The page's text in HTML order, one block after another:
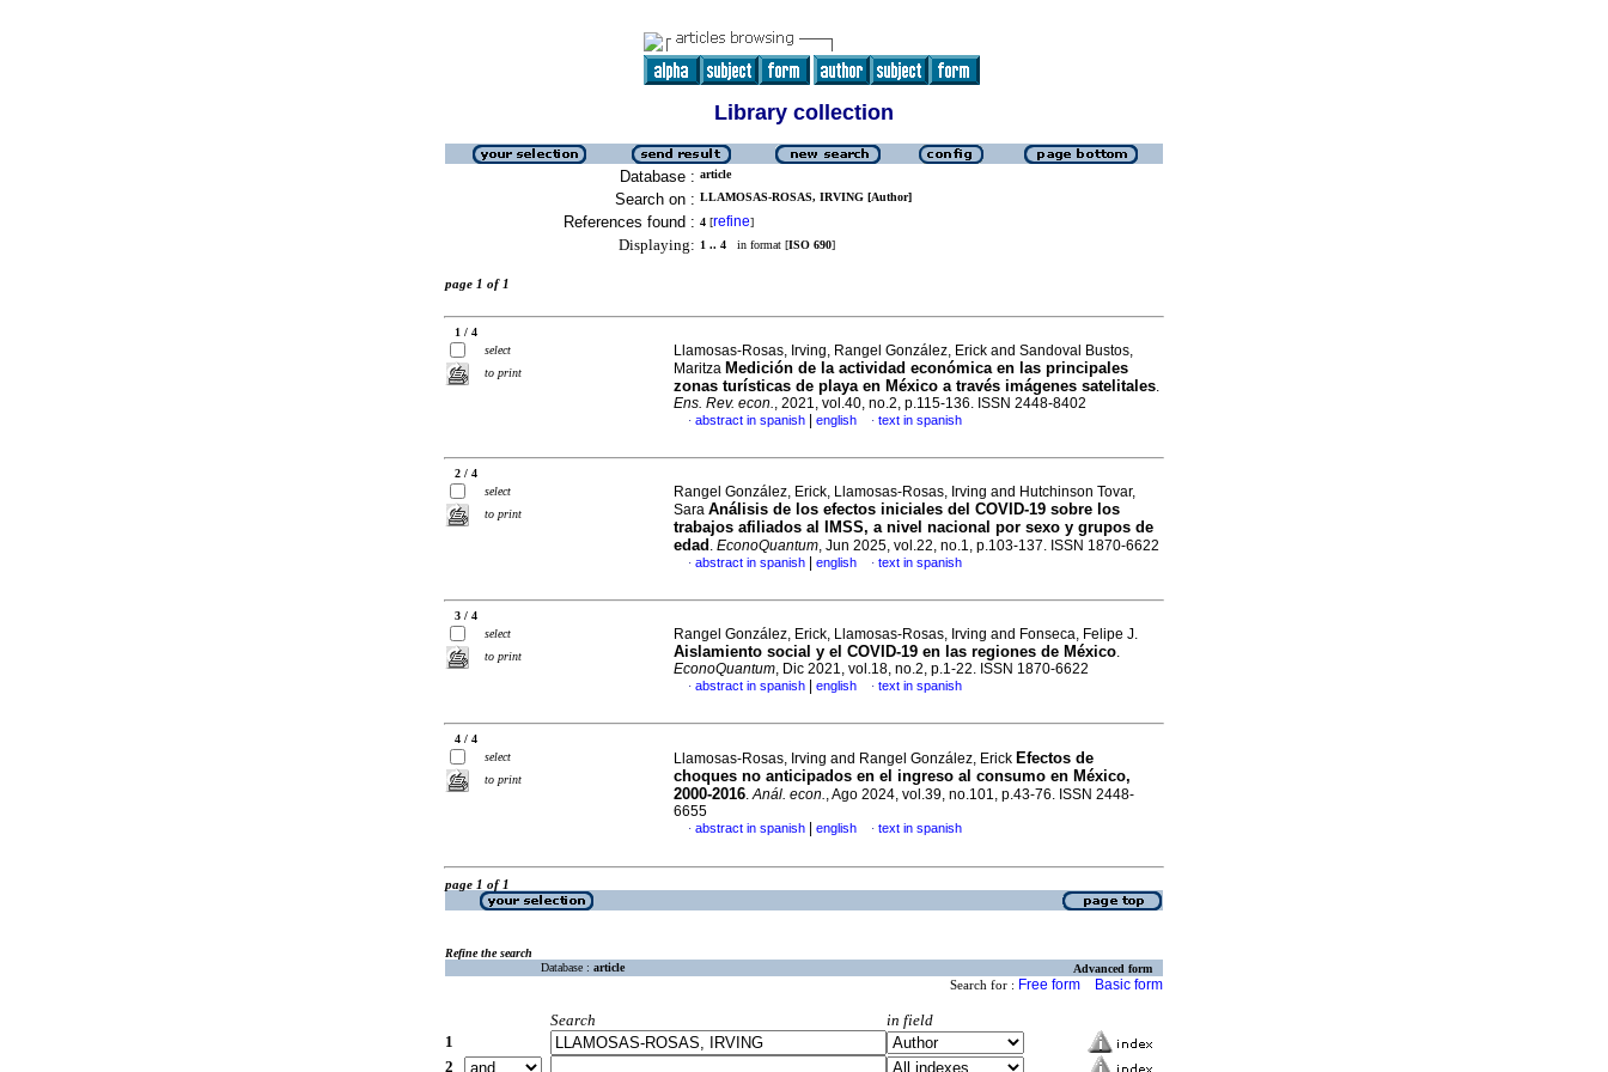
Library collection
Database : article
Search on : LLAMOSAS-ROSAS, IRVING [Author]
References found : 4 [refine]
Displaying: 1 .. 4 in format [ISO 690]
page 1 of 1
1 / 4
select
to print
Llamosas-Rosas, Irving, Rangel González, Erick and Sandoval Bustos,
Maritza Medición de la actividad económica en las principales
zonas turísticas de playa en México a través imágenes satelitales.
Ens. Rev. econ., 2021, vol.40, no.2, p.115-136. ISSN 2448-8402
· abstract in spanish english · text in spanish
2 / 4
select
to print
Rangel González, Erick, Llamosas-Rosas, Irving and Hutchinson Tovar,
Sara Análisis de los efectos iniciales del COVID-19 sobre los
trabajos afiliados al IMSS, a nivel nacional por sexo y grupos de
edad . EconoQuantum, Jun 2025, vol.22, no.1, p.103-137. ISSN 1870-6622
· abstract in spanish english · text in spanish
3 / 4
select
to print
Rangel González, Erick, Llamosas-Rosas, Irving and Fonseca, Felipe J.
Aislamiento social y el COVID-19 en las regiones de México.
EconoQuantum, Dic 2021, vol.18, no.2, p.1-22. ISSN 1870-6622
· abstract in spanish english · text in spanish
4 / 4
select
to print
Llamosas-Rosas, Irving and Rangel González, Erick Efectos de
choques no anticipados en el ingreso al consumo en México,
2000-2016.Anál. econ., Ago 2024, vol.39, no.101, p.43-76. ISSN 2448-
6655
· abstract in spanish english · text in spanish
page 1 of 1
Refine the search
Database : article Advanced form
Search for : Free form Basic form
Search
in field
1
2